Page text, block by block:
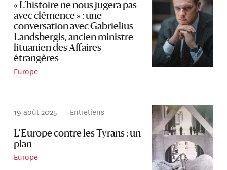
« L’histoire ne nous jugera pas
avec clémence » : une
conversation avec Gabrielius
Landsbergis, ancien ministre
lituanien des Affaires
étrangères
Europe
19 août 2025 Entretiens
L’Europe contre les Tyrans : un
plan
Europe